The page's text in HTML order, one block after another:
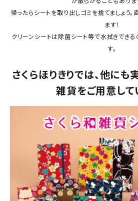
帰ったらシートを取り出しゴミを捨てましょう
ます！
クリーンシートは除菌シート等で水拭きでき
す。
さくらほりきりでは、他に
雑貨をご用意して